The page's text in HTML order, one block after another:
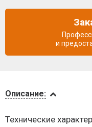
Описание:
Технические
и